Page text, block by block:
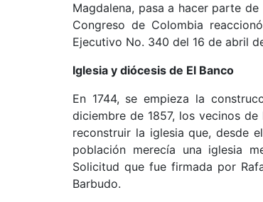
Magdalena, pasa a hacer parte
Congreso de Colombia
Ejecutivo No. 340 del 16 de abril
Iglesia y diócesis de El Banco
En 1744, se empieza la
diciembre de 1857, los vecinos
reconstruir la iglesia que, desde
población merecía una iglesia
Solicitud que fue firmada por
Barbudo.